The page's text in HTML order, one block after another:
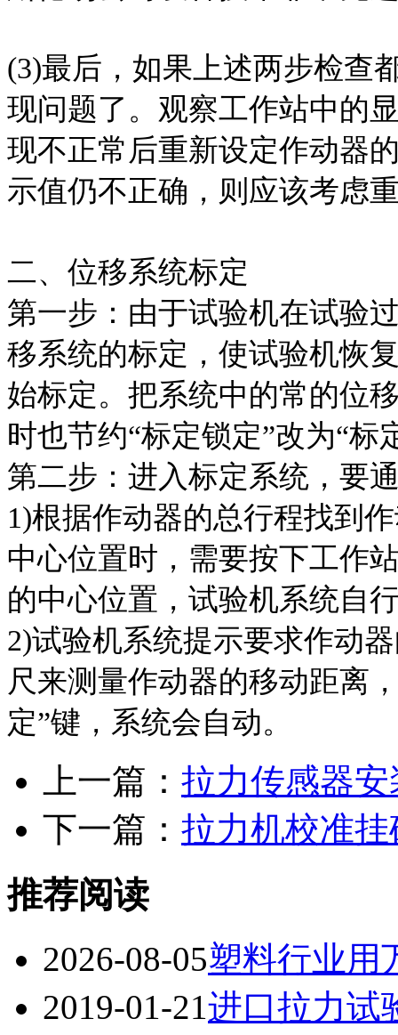
(3)最后，如果上述两步检查
现问题了。观察工作站中的
现不正常后重新设定作动器
示值仍不正确，则应该考虑
二、位移系统标定
第一步：由于试验机在试验
移系统的标定，使试验机恢
始标定。把系统中的常的位
时也节约“标定锁定”改为“标
第二步：进入标定系统，要
1)根据作动器的总行程找到
中心位置时，需要按下工作
的中心位置，试验机系统自
2)试验机系统提示要求作动
尺来测量作动器的移动距离
定”键，系统会自动。
上一篇： 拉力传感器
下一篇： 拉力机校准
推荐阅读
2026-08-05塑料行业用
2019-01-21进口拉力试